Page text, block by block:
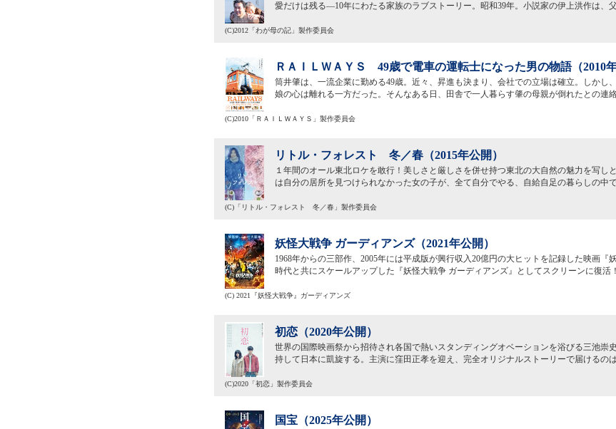
愛だけは残る―10年にわたる家族のラブストーリー。昭和39年。小説家の伊上洪作は、
(C)2012「わが母の記」製作委員会
ＲＡＩＬＷＡＹＳ 49歳で電車の運転士になった男の物語（2010年
筒井肇は、一流企業に勤める49歳。近々、昇進も決まり、会社での立場は確立。しかし
娘の心は離れる一方だった。そんなある日、田舎で一人暮らす肇の母親が倒れたとの連
(C)2010「ＲＡＩＬＷＡＹＳ」製作委員会
リトル・フォレスト 冬／春（2015年公開）
１年間のオール東北ロケを敢行！美しさと厳しさを併せ持つ東北の大自然の魅力を写し
は自分の居所を見つけられなかった女の子が、全て自分でやる、自給自足の暮らしの中
(C)「リトル・フォレスト 冬／春」製作委員会
妖怪大戦争 ガーディアンズ（2021年公開）
1968年からの三部作、2005年には平成版が興行収入20億円の大ヒットを記録した映画『
時代と共にスケールアップした『妖怪大戦争 ガーディアンズ』としてスクリーンに復活！
(C) 2021『妖怪大戦争』ガーディアンズ
初恋（2020年公開）
世界の国際映画祭から招待され各国で熱いスタンディングオベーションを浴びる三池崇
持して日本に凱旋する。主演に窪田正孝を迎え、完全オリジナルストーリーで届けるの
(C)2020「初恋」製作委員会
国宝（2025年公開）